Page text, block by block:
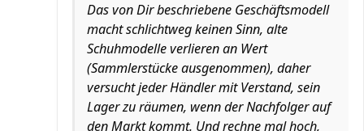
Das von Dir beschriebene Geschäftsmodell
macht schlichtweg keinen Sinn, alte
Schuhmodelle verlieren an Wert
(Sammlerstücke ausgenommen), daher
versucht jeder Händler mit Verstand, sein
Lager zu räumen, wenn der Nachfolger auf
den Markt kommt. Und rechne mal hoch,